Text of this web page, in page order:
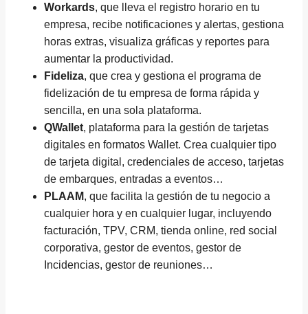
Workards, que lleva el registro horario en tu
empresa, recibe notificaciones y alertas, gestiona
horas extras, visualiza gráficas y reportes para
aumentar la productividad.
Fideliza, que crea y gestiona el programa de
fidelización de tu empresa de forma rápida y
sencilla, en una sola plataforma.
QWallet, plataforma para la gestión de tarjetas
digitales en formatos Wallet. Crea cualquier tipo
de tarjeta digital, credenciales de acceso, tarjetas
de embarques, entradas a eventos…
PLAAM, que facilita la gestión de tu negocio a
cualquier hora y en cualquier lugar, incluyendo
facturación, TPV, CRM, tienda online, red social
corporativa, gestor de eventos, gestor de
Incidencias, gestor de reuniones…